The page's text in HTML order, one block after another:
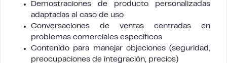
Demostraciones de producto personalizadas
adaptadas al caso de uso
Conversaciones de ventas centradas en
problemas comerciales específicos
Contenido para manejar objeciones (seguridad,
preocupaciones de integración, precios)